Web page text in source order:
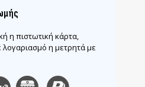
η πιστωτική κάρτα,
η μετρητά με